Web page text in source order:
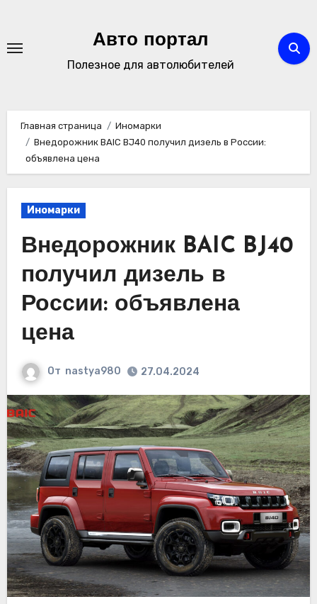
содержимому
Авто портал
Полезное для автолюбителей
Главная страница
Иномарки
Внедорожник BAIC BJ40 получил дизель в России:
объявлена цена
Иномарки
Внедорожник BAIC BJ40
получил дизель в
России: объявлена
цена
От nastya980 27.04.2024